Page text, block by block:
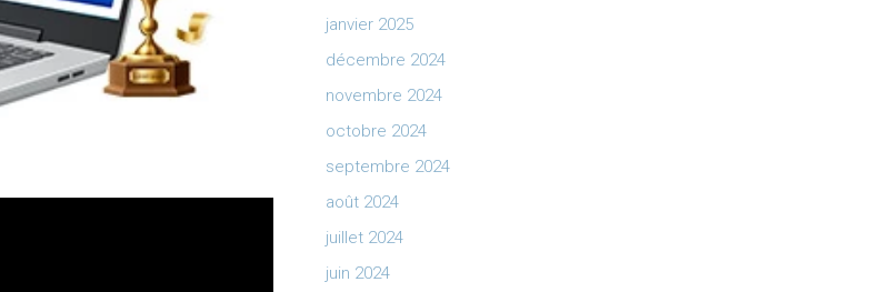
janvier 2025
décembre 2024
novembre 2024
octobre 2024
septembre 2024
août 2024
juillet 2024
juin 2024